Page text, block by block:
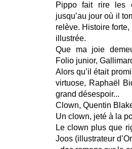
Pippo fait rire les
jusqu’au jour où il
relève. Histoire
illustrée.
Que ma joie
Folio junior,
Alors qu’il était
virtuose, Raphaël
grand désespoir...
Clown, Quentin
Un clown, jeté à la
Le clown plus que
Joos (illustrateur